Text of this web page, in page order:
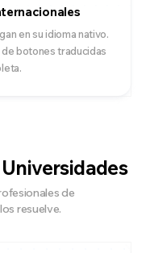
en su idioma nativo.
botones traducidas
de
resuelve.